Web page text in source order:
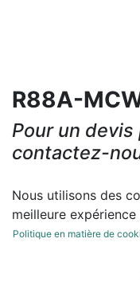
R88A-
Pour un
contactez-
Contactez-nous
Conditions générales
Nous utilisons des
meilleure
Politique en matière de